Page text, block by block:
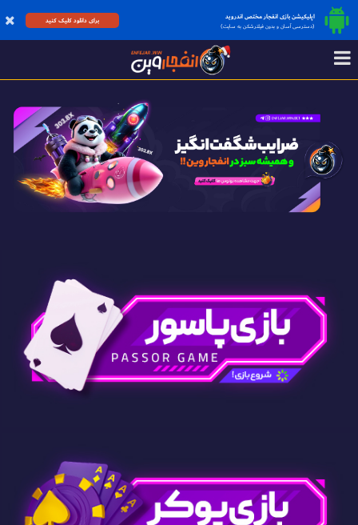
اپلیکیشن بازی انفجار مختص اندروید
(دسترسی آسان و بدون فیلترشکن به سایت)
برای دانلود کلیک کنید